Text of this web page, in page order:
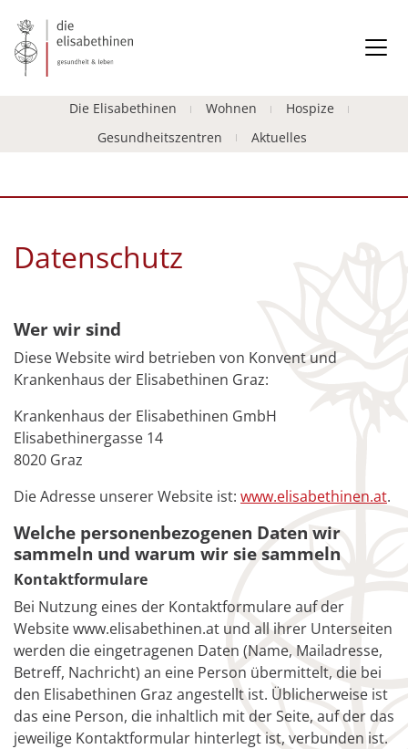
Die Elisabethinen Wohnen
Hospize
Gesundheitszentren
Aktuelles
Datenschutz
Wer wir sind
Diese Website wird betrieben von Konvent und
Krankenhaus der Elisabethinen Graz:
Krankenhaus der Elisabethinen GmbH
Elisabethinergasse 14
8020 Graz
Die Adresse unserer Website ist: www.elisabethinen.at.
Welche personenbezogenen Daten wir
sammeln und warum wir sie sammeln
Kontaktformulare
Bei Nutzung eines der Kontaktformulare auf der
Website www.elisabethinen.at und all ihrer Unterseiten
werden die eingetragenen Daten (Name, Mailadresse,
Betreff, Nachricht) an eine Person übermittelt, die bei
den Elisabethinen Graz angestellt ist. Üblicherweise ist
das eine Person, die inhaltlich mit der Seite, auf der das
jeweilige Kontaktformular hinterlegt ist, verbunden ist.